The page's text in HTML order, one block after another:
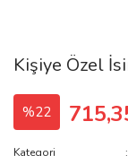
Kişiye Özel
%22
Kategori